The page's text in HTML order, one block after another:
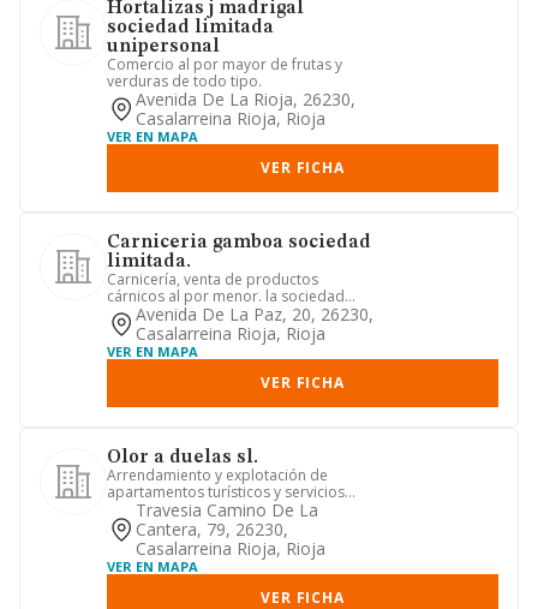
Hortalizas j madrigal
sociedad limitada
unipersonal
Comercio al por mayor de frutas y
verduras de todo tipo.
Avenida De La Rioja, 26230,
Casalarreina Rioja, Rioja
VER EN MAPA
VER FICHA
Carniceria gamboa sociedad
limitada.
Carnicería, venta de productos
cárnicos al por menor. la sociedad
actuará como mediadora o intermed...
Avenida De La Paz, 20, 26230,
Casalarreina Rioja, Rioja
VER EN MAPA
VER FICHA
Olor a duelas sl.
Arrendamiento y explotación de
apartamentos turísticos y servicios
accesorios a los mismos. arrenda...
Travesia Camino De La
Cantera, 79, 26230,
Casalarreina Rioja, Rioja
VER EN MAPA
VER FICHA